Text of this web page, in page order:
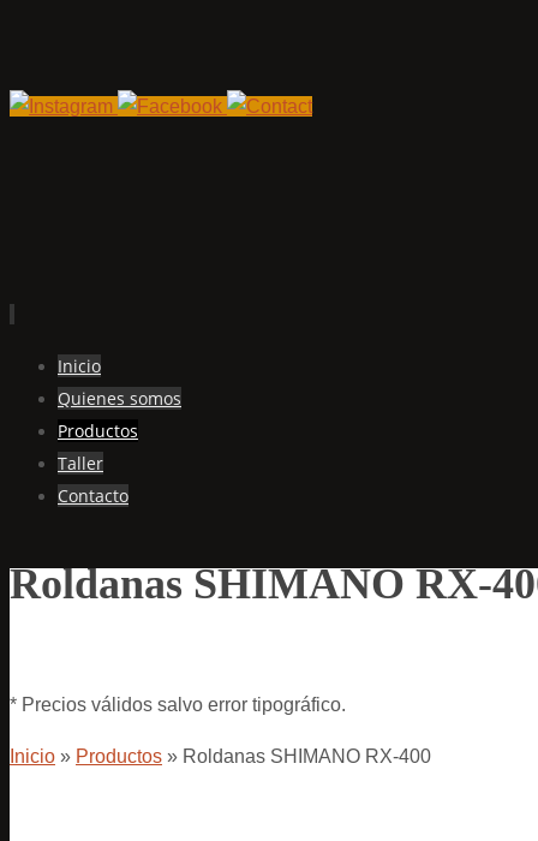
contenido
Inicio
Quienes somos
Productos
Taller
Contacto
Roldanas SHIMANO RX-
* Precios válidos salvo error tipográfico.
Inicio » Productos » Roldanas SHIMANO RX-400